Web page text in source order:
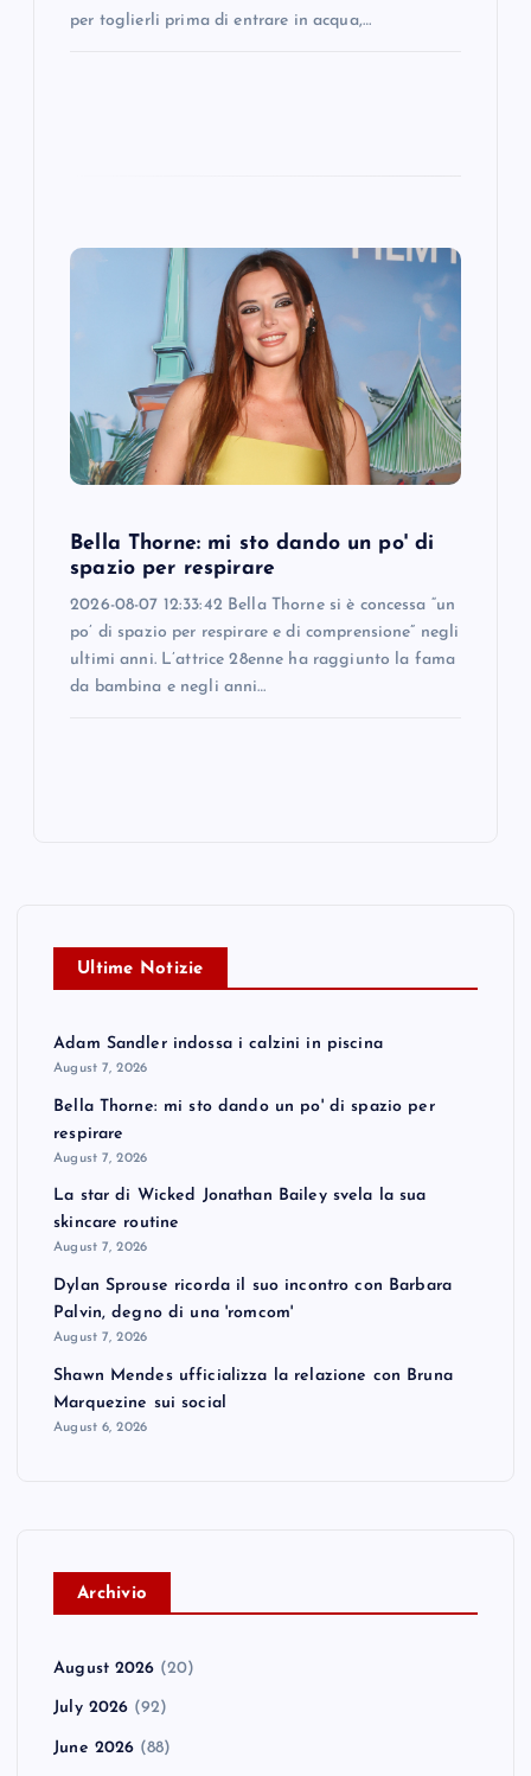
per toglierli prima di entrare in acqua,…
Bella Thorne: mi sto dando un po' di
spazio per respirare
2026-08-07 12:33:42 Bella Thorne si è concessa “un
po’ di spazio per respirare e di comprensione” negli
ultimi anni. L’attrice 28enne ha raggiunto la fama
da bambina e negli anni…
Ultime Notizie
Adam Sandler indossa i calzini in piscina
August 7, 2026
Bella Thorne: mi sto dando un po' di spazio per
respirare
August 7, 2026
La star di Wicked Jonathan Bailey svela la sua
skincare routine
August 7, 2026
Dylan Sprouse ricorda il suo incontro con Barbara
Palvin, degno di una 'romcom'
August 7, 2026
Shawn Mendes ufficializza la relazione con Bruna
Marquezine sui social
August 6, 2026
Archivio
August 2026 (20)
July 2026 (92)
June 2026 (88)